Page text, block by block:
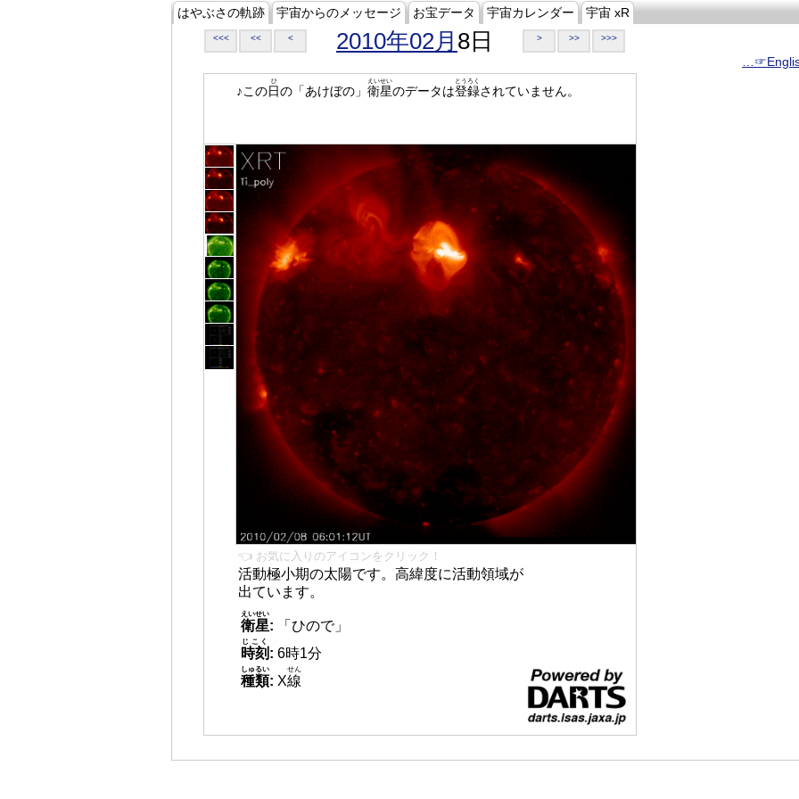
はやぶさの軌跡 宇宙からのメッセージ お宝データ 宇宙カレンダー 宇宙 xR
<<< << < 2010年02月 8日 > >> >>>
♪この日
ひ
の「あけぼの」 衛星
えいせい
のデータは登録
とうろく
されていません。
👈 お気に入りのアイコンをクリック！
活動極小期の太陽です。高緯度に活動領域が
出ています。
衛星
えいせい
:
「ひので」
時刻
じこく
: 6時1分
種類
しゅるい
: X線
せん